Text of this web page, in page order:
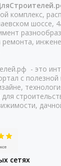
комплекс,
шоссе,
ремонта,
- это
с
сетях